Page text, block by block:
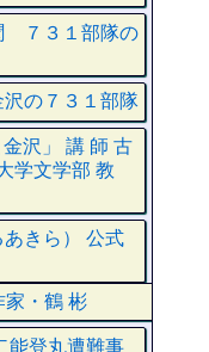
７３１部隊の
の７３１部隊
金沢」 講 師 古
学文学部 教
きら） 公式
家・鶴 彬
能登丸遭難事